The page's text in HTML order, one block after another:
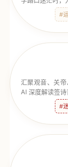
#
汇聚观音、关
AI 深度解读签
#